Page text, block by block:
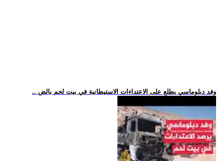
.. وفد دبلوماسي يطلع على الاعتداءات الاستيطانية في بيت لحم بالض